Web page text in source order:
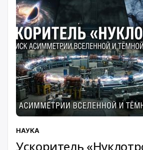
НАУКА
Ускоритель